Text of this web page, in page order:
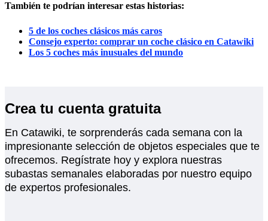
También te podrían interesar estas historias:
5 de los coches clásicos más caros
Consejo experto: comprar un coche clásico en Catawiki
Los 5 coches más inusuales del mundo
Crea tu cuenta gratuita
En Catawiki, te sorprenderás cada semana con la
impresionante selección de objetos especiales que te
ofrecemos. Regístrate hoy y explora nuestras
subastas semanales elaboradas por nuestro equipo
de expertos profesionales.